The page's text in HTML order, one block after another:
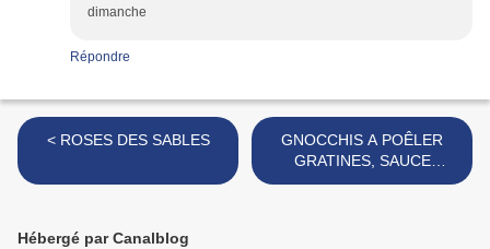
dimanche
Répondre
< ROSES DES SABLES
GNOCCHIS A POÊLER
GRATINES, SAUCE
BOLOGNAISE >
Hébergé par Canalblog